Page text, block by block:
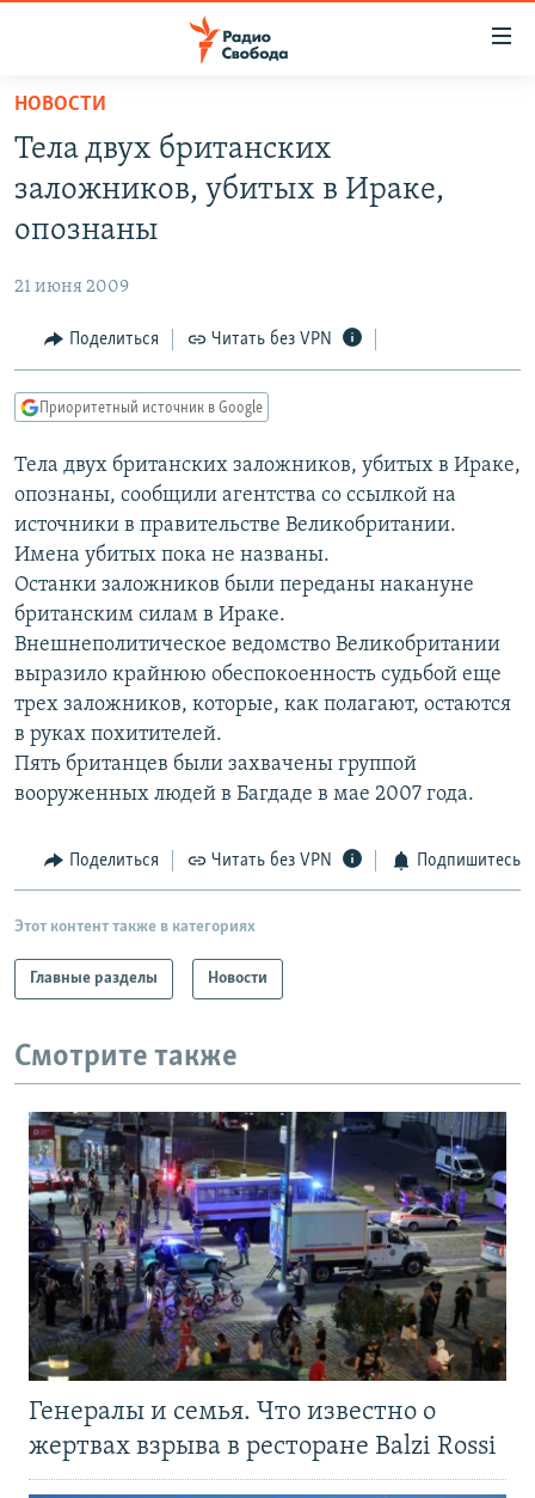
упрощенного
доступа
основному
Вернутся
Вернутся
поиску
ПОДКАСТЫ
АВТОРСКИЕ ПРОЕКТЫ
МНЕНИЯ
КУЛЬТУРА
КАВКАЗ.РЕАЛИИ
СЕВЕР.РЕАЛИИ
СИБИРЬ.РЕАЛИИ
РАСПИСАНИЕ ВЕЩАНИЯ
ПОДПИШИТЕСЬ НА РАССЫЛКУ
СОЦИАЛЬНЫЕ СЕТИ
НОВОСТИ
Тела двух британских
заложников, убитых в Ираке,
опознаны
21 июня 2009
Поделиться Читать без VPN
Приоритетный источник в Google
Тела двух британских заложников, убитых в Ираке,
опознаны, сообщили агентства со ссылкой на
источники в правительстве Великобритании.
Имена убитых пока не названы.
Останки заложников были переданы накануне
британским силам в Ираке.
Внешнеполитическое ведомство Великобритании
выразило крайнюю обеспокоенность судьбой еще
трех заложников, которые, как полагают, остаются
в руках похитителей.
Пять британцев были захвачены группой
вооруженных людей в Багдаде в мае 2007 года.
Поделиться Читать без VPN Подпишитесь
Этот контент также в категориях
Главные разделы Новости
Смотрите также
Генералы и семья. Что известно о
жертвах взрыва в ресторане Balzi Rossi